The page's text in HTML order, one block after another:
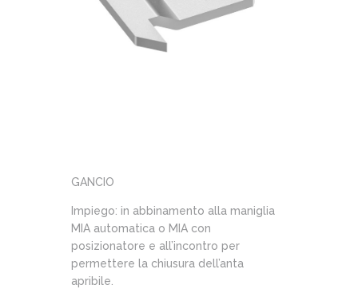
GANCIO
Impiego: in abbinamento alla maniglia
MIA automatica o MIA con
posizionatore e all’incontro per
permettere la chiusura dell’anta
apribile.